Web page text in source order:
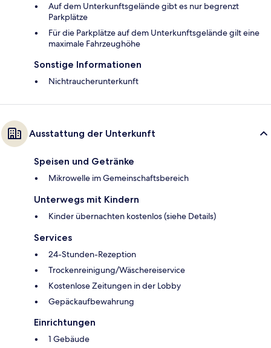
Auf dem Unterkunftsgelände gibt es nur begrenzt
Parkplätze
Für die Parkplätze auf dem Unterkunftsgelände gilt eine
maximale Fahrzeughöhe
Sonstige Informationen
Nichtraucherunterkunft
Ausstattung der Unterkunft
Speisen und Getränke
Mikrowelle im Gemeinschaftsbereich
Unterwegs mit Kindern
Kinder übernachten kostenlos (siehe Details)
Services
24-Stunden-Rezeption
Trockenreinigung/Wäschereiservice
Kostenlose Zeitungen in der Lobby
Gepäckaufbewahrung
Einrichtungen
1 Gebäude